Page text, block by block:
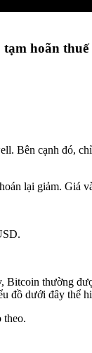
hoãn
Bên cạnh đó,
lại giảm. Giá
thường
đồ dưới đây thể
theo.